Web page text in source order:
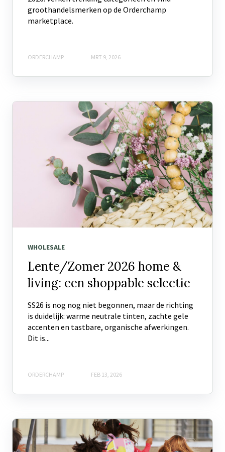
groothandelsmerken op de Orderchamp
marketplace.
ORDERCHAMP MRT 9, 2026
WHOLESALE
Lente/Zomer 2026 home &
living: een shoppable selectie
SS26 is nog nog niet begonnen, maar de richting
is duidelijk: warme neutrale tinten, zachte gele
accenten en tastbare, organische afwerkingen.
Dit is...
ORDERCHAMP FEB 13, 2026